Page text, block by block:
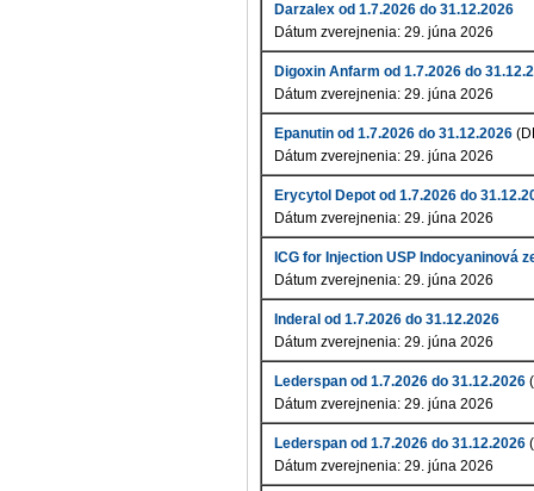
Darzalex od 1.7.2026 do 31.12.2026
Dátum zverejnenia: 29. júna 2026
Digoxin Anfarm od 1.7.2026 do
Dátum zverejnenia: 29. júna 2026
Epanutin od 1.7.2026 do 31.12.2026
Dátum zverejnenia: 29. júna 2026
Erycytol Depot od 1.7.2026 do
Dátum zverejnenia: 29. júna 2026
ICG for Injection USP Indocyaninová
Dátum zverejnenia: 29. júna 2026
Inderal od 1.7.2026 do 31.12.2026
Dátum zverejnenia: 29. júna 2026
Lederspan od 1.7.2026 do 31.12.2026
Dátum zverejnenia: 29. júna 2026
Lederspan od 1.7.2026 do 31.12.2026
Dátum zverejnenia: 29. júna 2026